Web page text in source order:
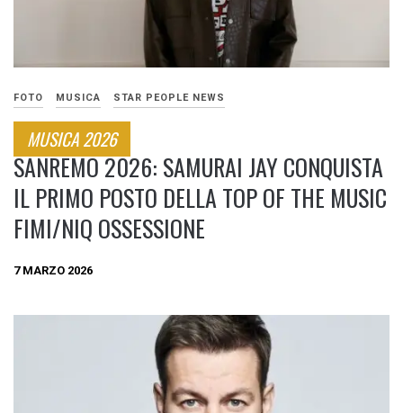
FOTO MUSICA STAR PEOPLE NEWS
MUSICA 2026
SANREMO 2026: SAMURAI JAY CONQUISTA
IL PRIMO POSTO DELLA TOP OF THE MUSIC
FIMI/NIQ OSSESSIONE
7 MARZO 2026